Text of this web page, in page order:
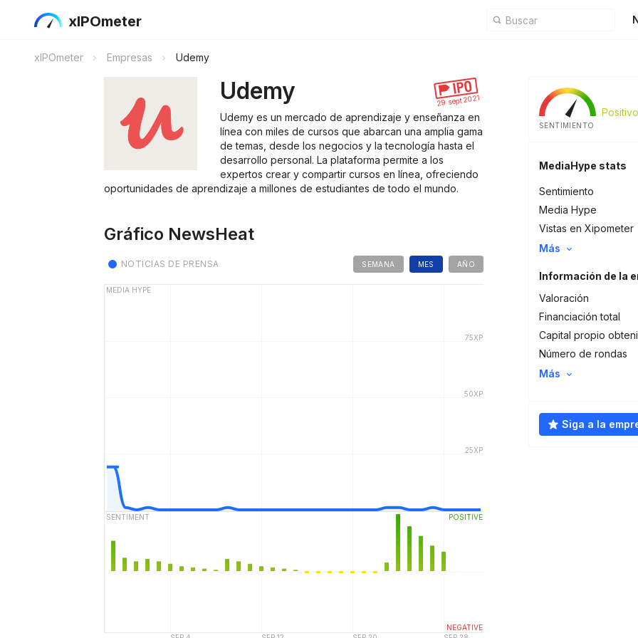
xIPOmeter
xIPOmeter Empresas Udemy
29 sept 2021
Udemy
Udemy es un mercado de aprendizaje y enseñanza en
línea con miles de cursos que abarcan una amplia gama
de temas, desde los negocios y la tecnología hasta el
desarrollo personal. La plataforma permite a los
expertos crear y compartir cursos en línea, ofreciendo
oportunidades de aprendizaje a millones de estudiantes de todo el mundo.
Positivo
SENTIMIENTO
MediaHype stats
Sentimiento
Media Hype
Vistas en Xipometer
Más
Información de la
Valoración
Financiación total
Capital propio
Número de rondas
Más
Siga a la
Gráfico NewsHeat
SEMANA MES AÑO
NOTICIAS DE PRENSA